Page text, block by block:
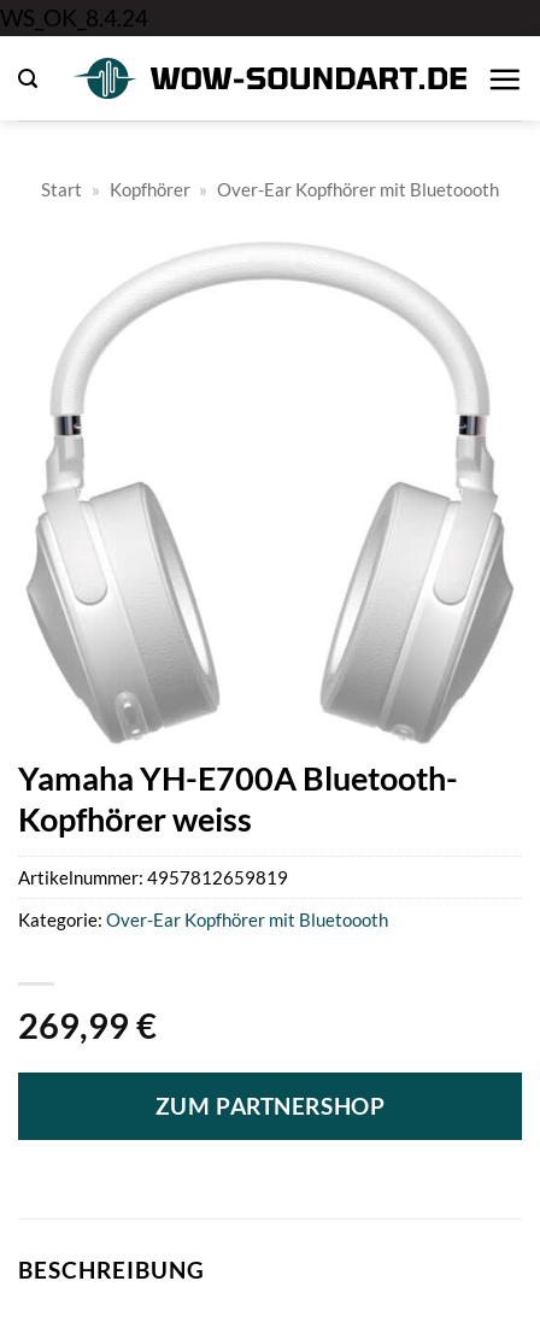
WS_OK_8.4.24
springen
Start » Kopfhörer » Over-Ear Kopfhörer mit Bluetoooth
Yamaha YH-E700A Bluetooth-
Kopfhörer weiss
269,99 €
ZUM PARTNERSHOP
Artikelnummer: 4957812659819
Kategorie: Over-Ear Kopfhörer mit Bluetoooth
BESCHREIBUNG